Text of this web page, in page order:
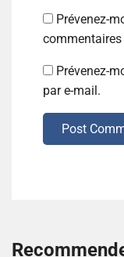
Prévenez-
commentaires
Prévenez-
par e-mail.
Post